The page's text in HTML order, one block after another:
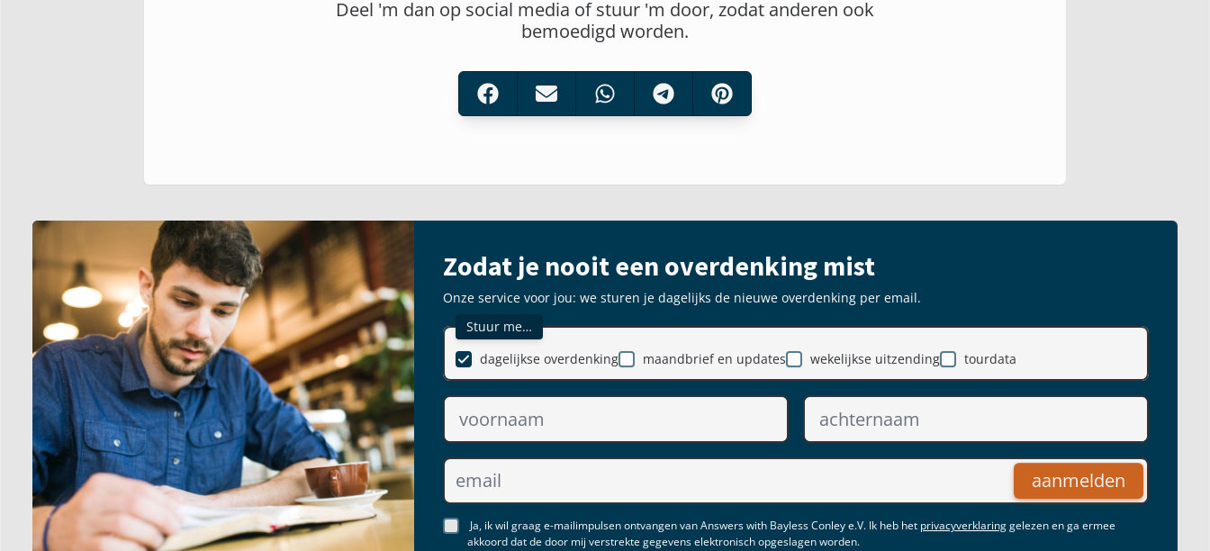
Deel 'm dan op social media of stuur 'm door, zodat anderen ook
bemoedigd worden.
Zodat je nooit een overdenking mist
Onze service voor jou: we sturen je dagelijks de nieuwe overdenking per email.
Stuur me…
maandbrief en updates
dagelijkse overdenking wekelijkse uitzending tourdata
aanmelden
Ja, ik wil graag e-mailimpulsen ontvangen van Answers with Bayless Conley e.V. Ik heb het privacyverklaringgelezen en ga ermee
akkoord dat de door mij verstrekte gegevens elektronisch opgeslagen worden.